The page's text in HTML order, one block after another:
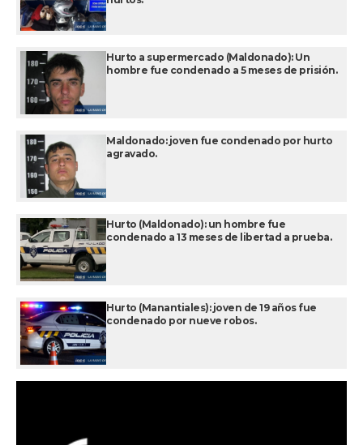
Hurto a supermercado (Maldonado): Un
hombre fue condenado a 5 meses de prisión.
Maldonado: joven fue condenado por hurto
agravado.
Hurto (Maldonado): un hombre fue
condenado a 13 meses de libertad a prueba.
Hurto (Manantiales): joven de 19 años fue
condenado por nueve robos.